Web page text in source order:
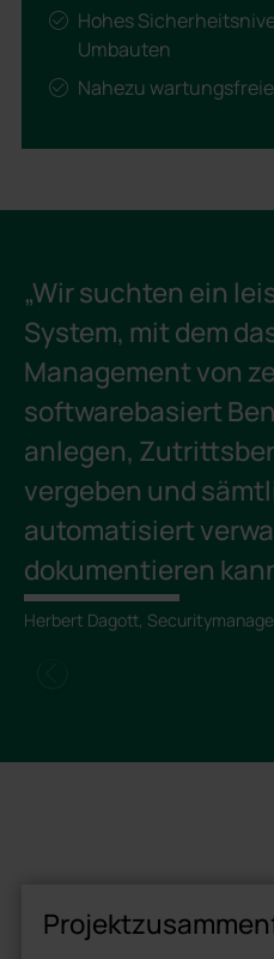
Hohes
Umbauten
Nahezu
„Wir suchten ein
System, mit dem
Management von
softwarebasiert
anlegen,
vergeben und
automatisiert
dokumentieren
Herbert Dagott,